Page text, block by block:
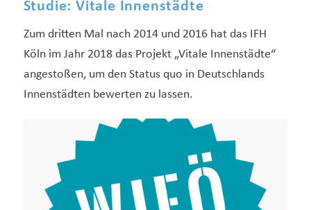
Studie: Vitale Innenstädte
Zum dritten Mal nach 2014 und 2016 hat das IFH
Köln im Jahr 2018 das Projekt „Vitale Innenstädte“
angestoßen, um den Status quo in Deutschlands
Innenstädten bewerten zu lassen.